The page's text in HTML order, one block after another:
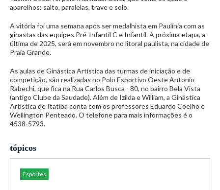
aparelhos: salto, paralelas, trave e solo.
A vitória foi uma semana após ser medalhista em Paulínia com as
ginastas das equipes Pré-Infantil C e Infantil. A próxima etapa, a
última de 2025, será em novembro no litoral paulista, na cidade de
Praia Grande.
As aulas de Ginástica Artística das turmas de iniciação e de
competição, são realizadas no Polo Esportivo Oeste Antonio
Rabechi, que fica na Rua Carlos Busca - 80, no bairro Bela Vista
(antigo Clube da Saudade). Além de Izilda e William, a Ginástica
Artística de Itatiba conta com os professores Eduardo Coelho e
Wellington Penteado. O telefone para mais informações é o
4538-5793.
tópicos
Esportes